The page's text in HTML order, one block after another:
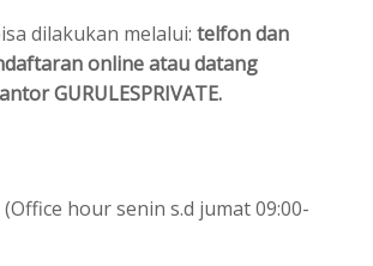
dilakukan melalui: telfon dan
online atau datang
GURULESPRIVATE.
(Office hour senin s.d jumat 09:00-